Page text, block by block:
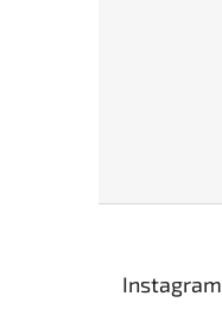
Instagram